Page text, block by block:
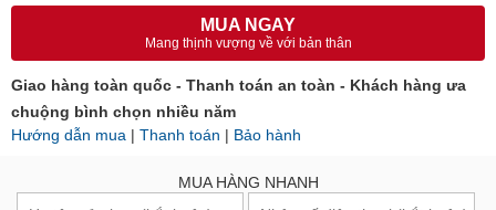
MUA NGAY
Mang thịnh vượng về với bản thân
Giao hàng toàn quốc - Thanh toán an toàn - Khách hàng ưa
chuộng bình chọn nhiều năm
Hướng dẫn mua | Thanh toán | Bảo hành
MUA HÀNG NHANH